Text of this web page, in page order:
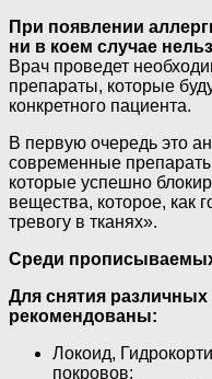
При появлении
ни в коем случае
Врач проведет
препараты, которые
конкретного пациента.
В первую очередь это
современные препараты
которые успешно
вещества, которое, как
тревогу в тканях».
Среди
Для снятия
рекомендованы:
Локоид,
покровов;